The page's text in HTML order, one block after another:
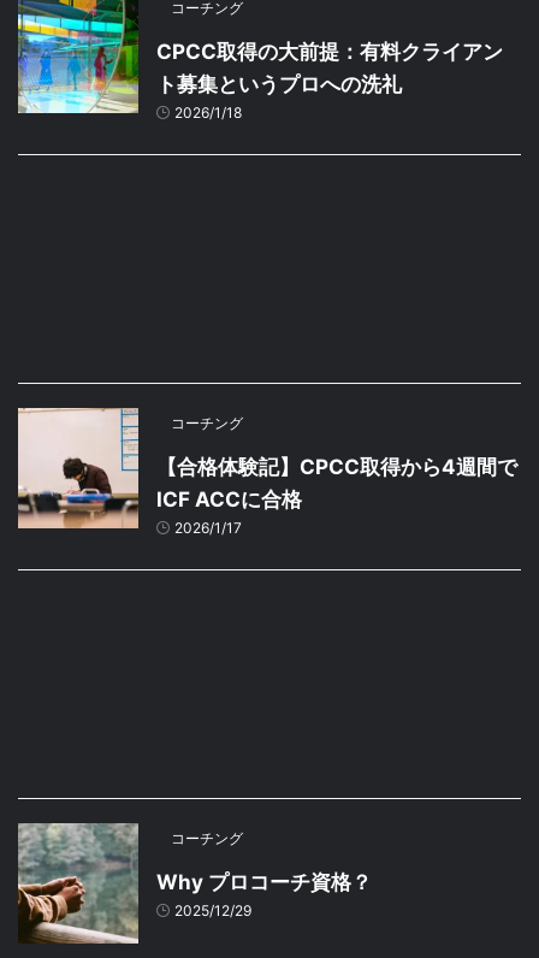
コーチング
CPCC取得の大前提：有料クライアン
ト募集というプロへの洗礼
2026/1/18
コーチング
【合格体験記】CPCC取得から4週間で
ICF ACCに合格
2026/1/17
コーチング
Why プロコーチ資格？
2025/12/29